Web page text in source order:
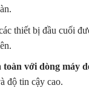
thiết bị đầu cuối
với dòng máy
độ tin cậy cao.